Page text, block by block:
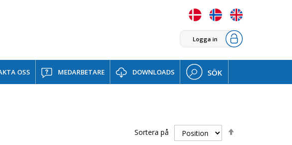
Logga in
OSS MEDARBETARE DOWNLOADS SÖK
Sortera på